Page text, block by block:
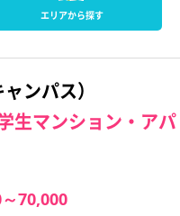
エリアから探す
ンパス）
生マンション・アパ
70,000